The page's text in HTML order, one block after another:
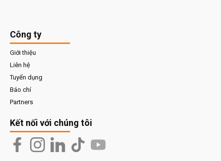
Công ty
Giới thiệu
Liên hệ
Tuyển dụng
Báo chí
Partners
Kết nối với chúng tôi